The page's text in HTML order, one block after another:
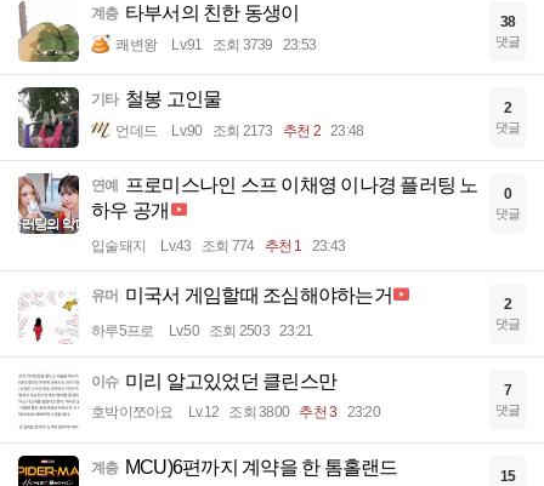
계층 타부서의 친한 동생이
쾌변왕 Lv.91 조회 3739 23:53
38
댓글
기타 철봉 고인물
언데드 Lv.90 조회 2173 추천 2 23:48
2
댓글
연예 프로미스나인 스프 이채영 이나경 플러팅 노
하우 공개
입술돼지 Lv.43 조회 774 추천 1 23:43
0
댓글
유머 미국서 게임할때 조심해야하는거
하루5프로 Lv.50 조회 2503 23:21
2
댓글
이슈 미리 알고있었던 클린스만
호박이쪼아요 Lv.12 조회 3800 추천 3 23:20
7
댓글
계층 MCU)6편까지 계약을 한 톰홀랜드 15